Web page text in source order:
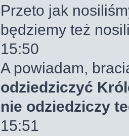
Przeto jak
będziemy też
15:50
A powiadam,
odziedziczyć
nie odziedziczy
15:51